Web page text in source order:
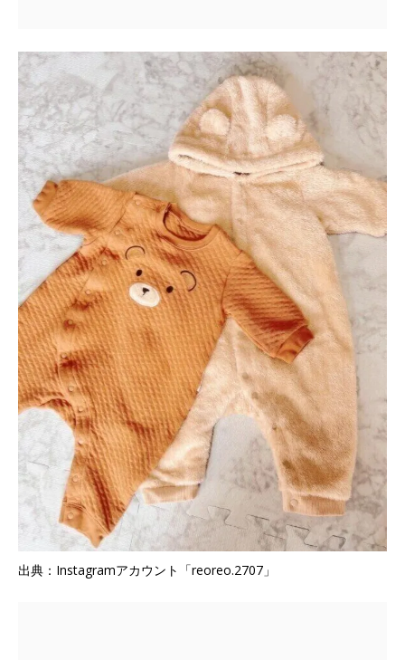
出典：Instagramアカウント「reoreo.2707」